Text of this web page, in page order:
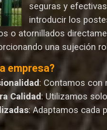
seguras y
introducir los
o atornillados
una sujeción
empresa?
: Contamos con
Calidad: Utilizamos
: Adaptamos cada